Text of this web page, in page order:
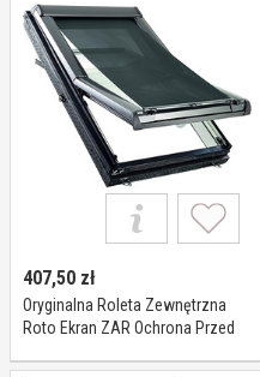
407,50 zł
Oryginalna Roleta Zewnętrzna
Roto Ekran ZAR Ochrona Przed